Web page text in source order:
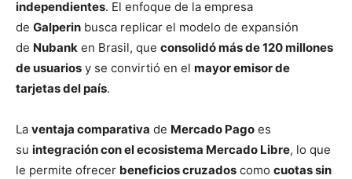
independientes. El enfoque de la empresa
de Galperin busca replicar el modelo de expansión
de Nubank en Brasil, que consolidó más de 120 millones
de usuarios y se convirtió en el mayor emisor de
tarjetas del país.
La ventaja comparativa de Mercado Pago es
su integración con el ecosistema Mercado Libre, lo que
le permite ofrecer beneficios cruzados como cuotas sin